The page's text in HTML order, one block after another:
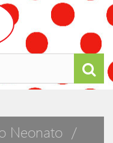
Neonato